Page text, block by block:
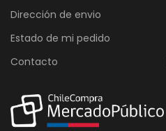
Dirección de envio
Estado de mi pedido
Contacto